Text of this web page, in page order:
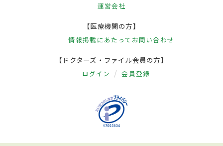
運営会社
【医療機関の方】
情報掲載にあたって お問い合わせ
【ドクターズ・ファイル会員の方】
ログイン 会員登録